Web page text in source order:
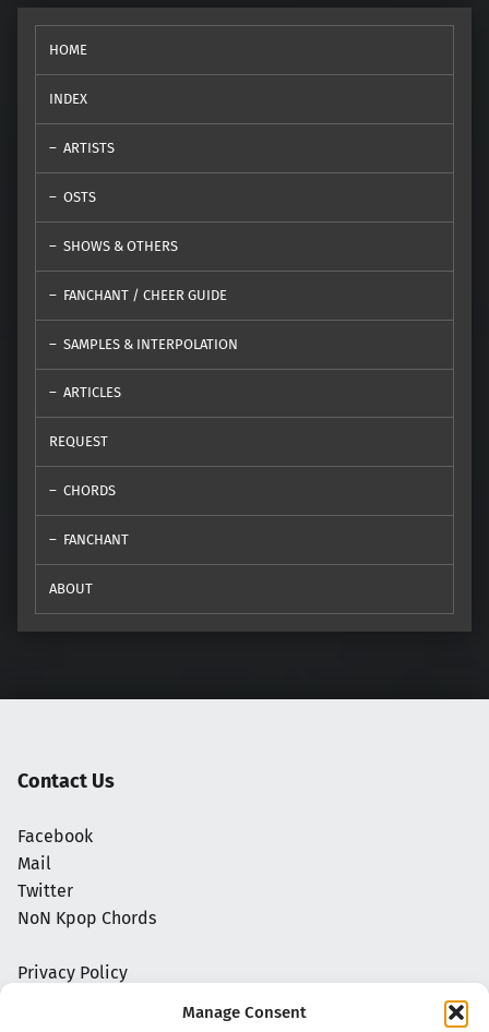
Manage Consent
HOME
INDEX
ARTISTS
OSTS
SHOWS & OTHERS
FANCHANT / CHEER GUIDE
SAMPLES & INTERPOLATION
ARTICLES
REQUEST
CHORDS
FANCHANT
ABOUT
Contact Us
Facebook
Mail
Twitter
NoN Kpop Chords
Privacy Policy